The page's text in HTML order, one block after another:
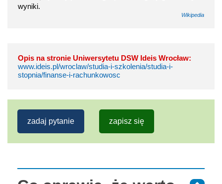
wyniki.
Wikipedia
Opis na stronie Uniwersytetu DSW Ideis Wrocław:
www.ideis.pl/wroclaw/studia-i-szkolenia/studia-i-
stopnia/finanse-i-rachunkowosc
zadaj pytanie zapisz się